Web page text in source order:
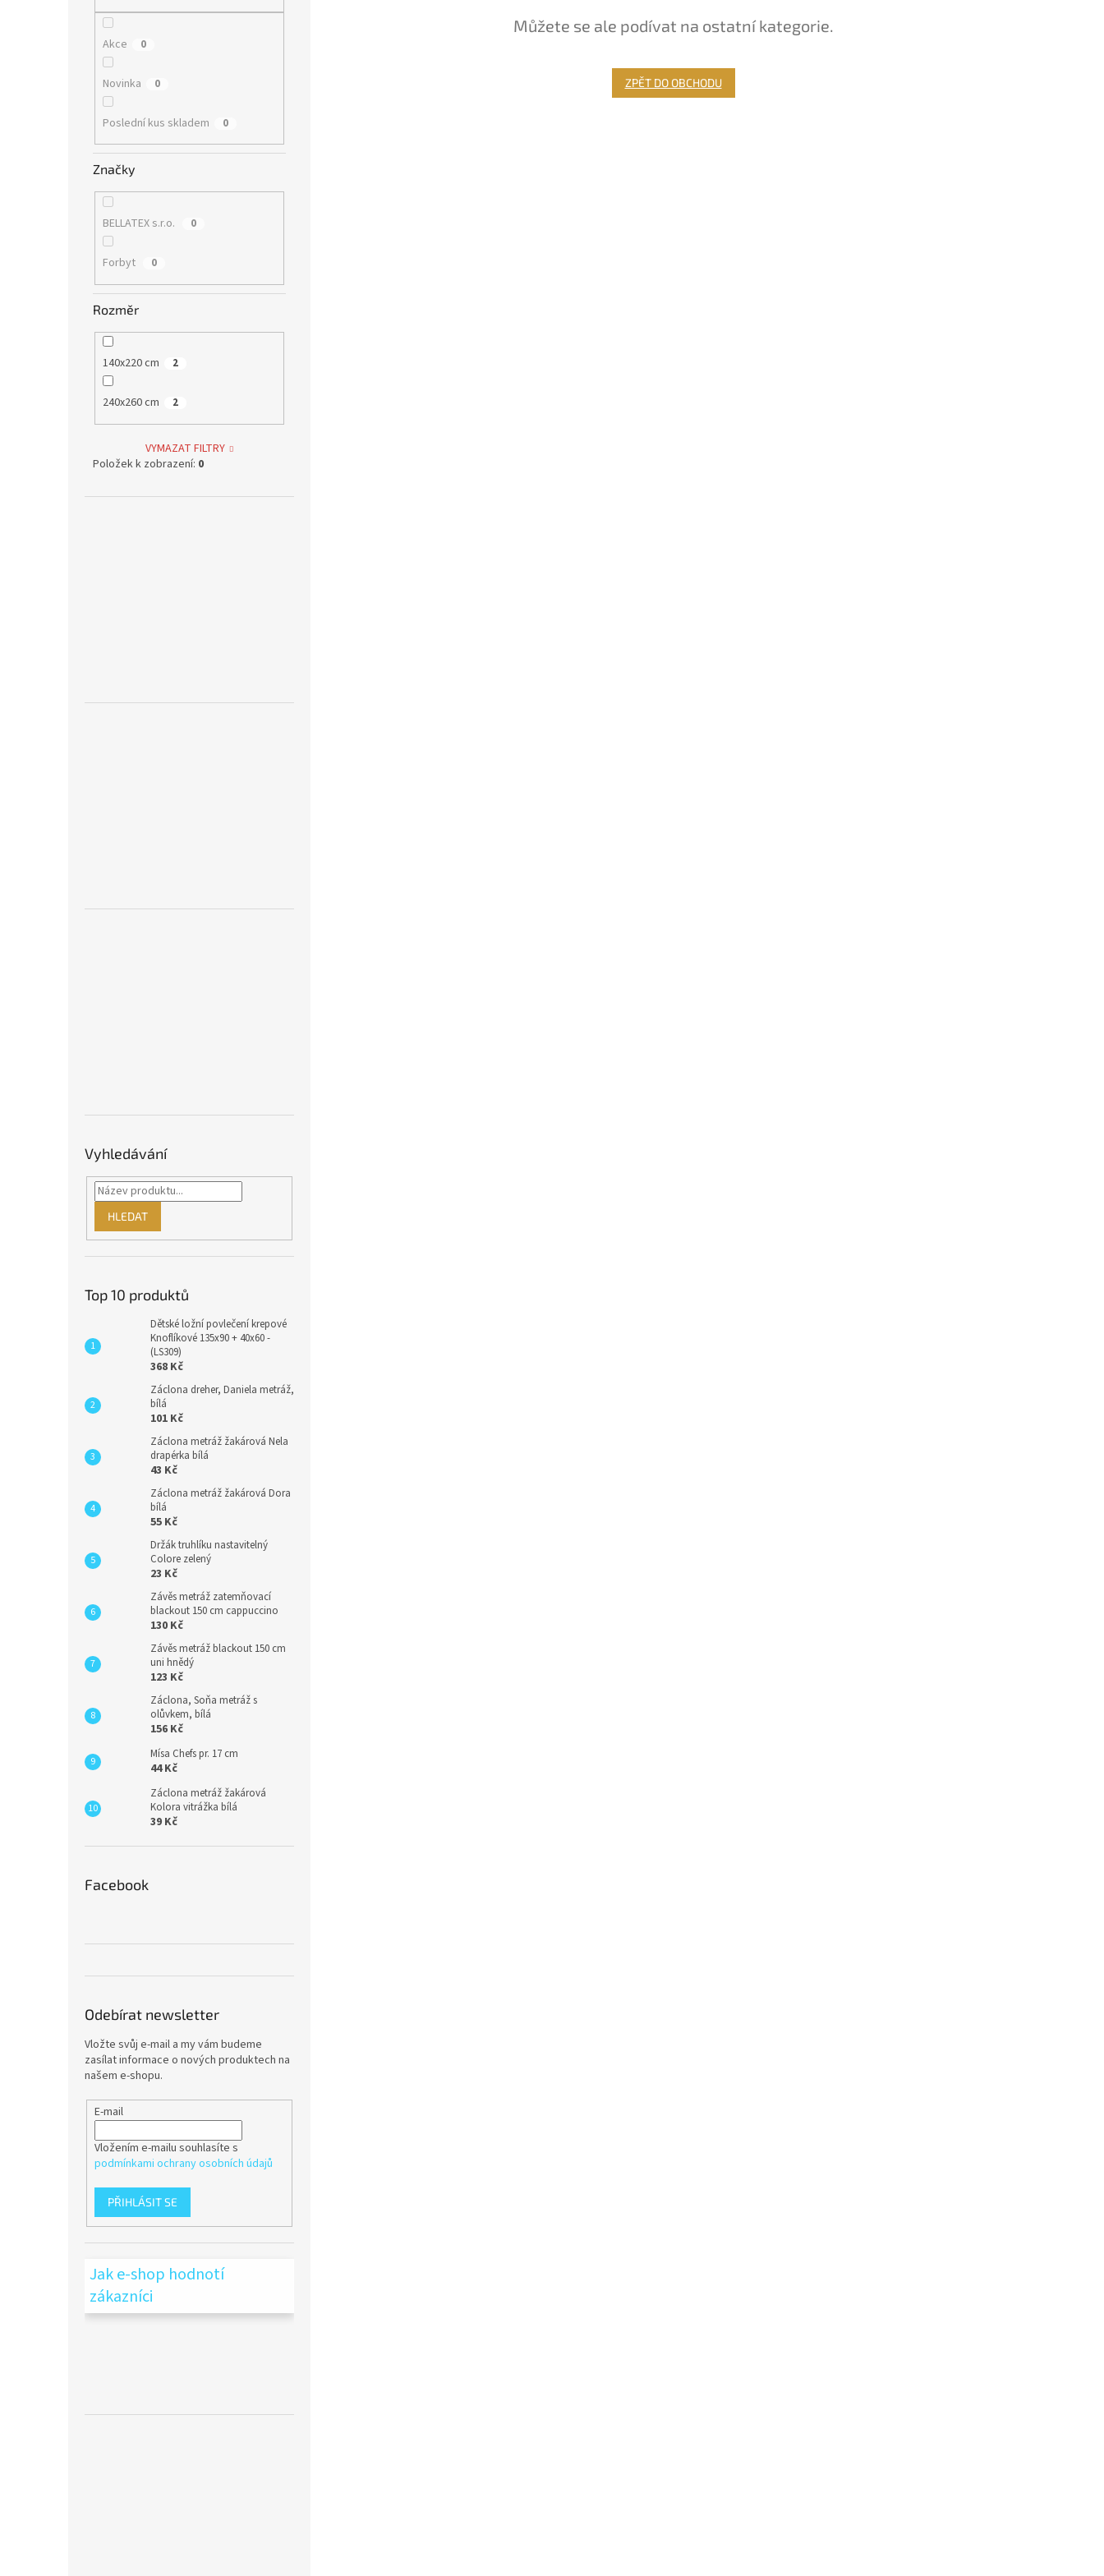
Akce 0
Novinka 0
Poslední kus skladem 0
Značky
BELLATEX s.r.o. 0
Forbyt 0
Rozměr
140x220 cm 2
240x260 cm 2
VYMAZAT FILTRY
Položek k zobrazení: 0
Vyhledávání
HLEDAT
Top 10 produktů
Dětské ložní povlečení krepové
Knoflíkové 135x90 + 40x60 -
(LS309)
368 Kč
Záclona dreher, Daniela metráž,
bílá
101 Kč
Záclona metráž žakárová Nela
drapérka bílá
43 Kč
Záclona metráž žakárová Dora
bílá
55 Kč
Držák truhlíku nastavitelný
Colore zelený
23 Kč
Závěs metráž zatemňovací
blackout 150 cm cappuccino
130 Kč
Závěs metráž blackout 150 cm
uni hnědý
123 Kč
Záclona, Soňa metráž s
olůvkem, bílá
156 Kč
Mísa Chefs pr. 17 cm
44 Kč
Záclona metráž žakárová
Kolora vitrážka bílá
39 Kč
Facebook
Odebírat newsletter
Vložte svůj e-mail a my vám budeme
zasílat informace o nových produktech na
našem e-shopu.
E-mail
Vložením e-mailu souhlasíte s
podmínkami ochrany osobních údajů
PŘIHLÁSIT SE
Jak e-shop hodnotí
zákazníci
Můžete se ale podívat na ostatní kategorie.
ZPĚT DO OBCHODU